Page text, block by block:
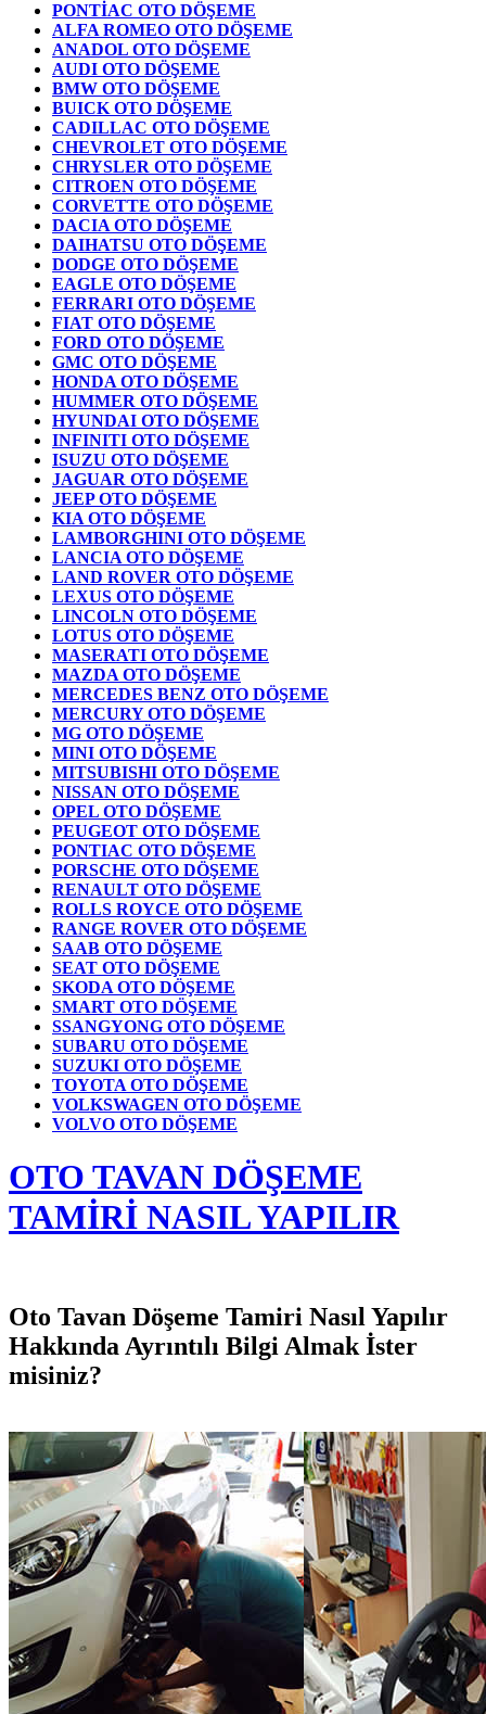
PONTİAC OTO DÖŞEME
ALFA ROMEO OTO DÖŞEME
ANADOL OTO DÖŞEME
AUDI OTO DÖŞEME
BMW OTO DÖŞEME
BUICK OTO DÖŞEME
CADILLAC OTO DÖŞEME
CHEVROLET OTO DÖŞEME
CHRYSLER OTO DÖŞEME
CITROEN OTO DÖŞEME
CORVETTE OTO DÖŞEME
DACIA OTO DÖŞEME
DAIHATSU OTO DÖŞEME
DODGE OTO DÖŞEME
EAGLE OTO DÖŞEME
FERRARI OTO DÖŞEME
FIAT OTO DÖŞEME
FORD OTO DÖŞEME
GMC OTO DÖŞEME
HONDA OTO DÖŞEME
HUMMER OTO DÖŞEME
HYUNDAI OTO DÖŞEME
INFINITI OTO DÖŞEME
ISUZU OTO DÖŞEME
JAGUAR OTO DÖŞEME
JEEP OTO DÖŞEME
KIA OTO DÖŞEME
LAMBORGHINI OTO DÖŞEME
LANCIA OTO DÖŞEME
LAND ROVER OTO DÖŞEME
LEXUS OTO DÖŞEME
LINCOLN OTO DÖŞEME
LOTUS OTO DÖŞEME
MASERATI OTO DÖŞEME
MAZDA OTO DÖŞEME
MERCEDES BENZ OTO DÖŞEME
MERCURY OTO DÖŞEME
MG OTO DÖŞEME
MINI OTO DÖŞEME
MITSUBISHI OTO DÖŞEME
NISSAN OTO DÖŞEME
OPEL OTO DÖŞEME
PEUGEOT OTO DÖŞEME
PONTIAC OTO DÖŞEME
PORSCHE OTO DÖŞEME
RENAULT OTO DÖŞEME
ROLLS ROYCE OTO DÖŞEME
RANGE ROVER OTO DÖŞEME
SAAB OTO DÖŞEME
SEAT OTO DÖŞEME
SKODA OTO DÖŞEME
SMART OTO DÖŞEME
SSANGYONG OTO DÖŞEME
SUBARU OTO DÖŞEME
SUZUKI OTO DÖŞEME
TOYOTA OTO DÖŞEME
VOLKSWAGEN OTO DÖŞEME
VOLVO OTO DÖŞEME
OTO TAVAN DÖŞEME
TAMİRİ NASIL YAPILIR
Oto Tavan Döşeme Tamiri Nasıl Yapılır
Hakkında Ayrıntılı Bilgi Almak İster
misiniz?